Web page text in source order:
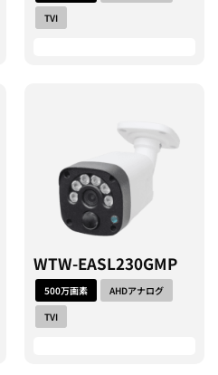
TVI
WTW-EASL230GMP
500万画素
AHDアナログ
TVI